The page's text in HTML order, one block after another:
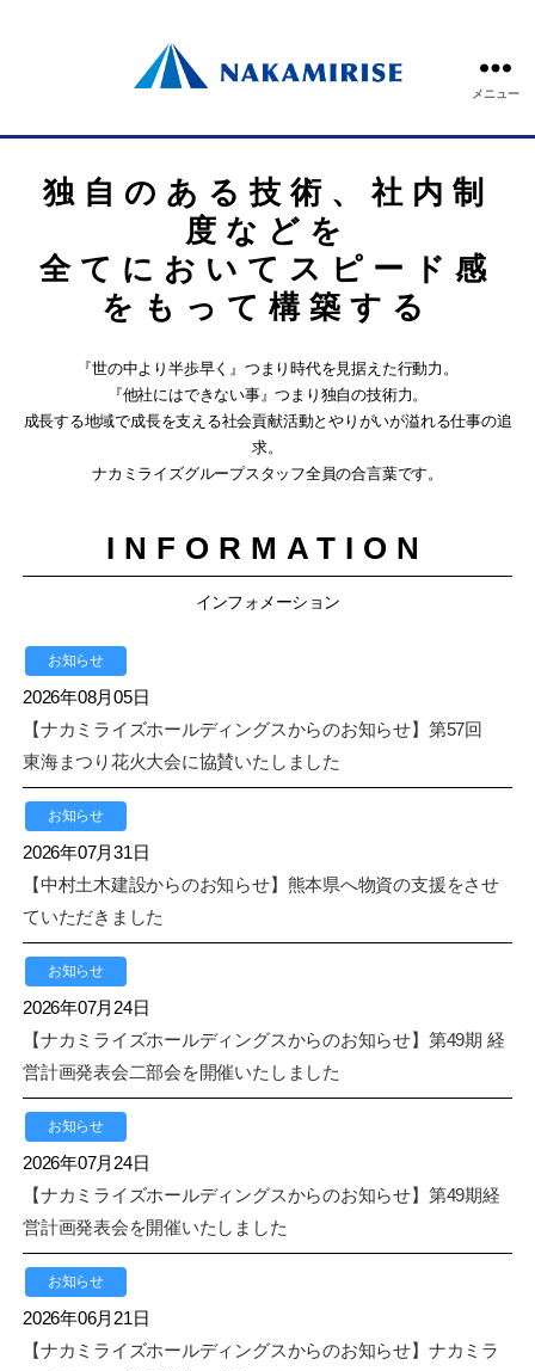
メニュー
独自のある技術、社内制
度などを
全てにおいてスピード感
をもって構築する
『世の中より半歩早く』つまり時代を見据えた行動力。
『他社にはできない事』つまり独自の技術力。
成長する地域で成長を支える社会貢献活動とやりがいが溢れる仕事の追
求。
ナカミライズグループスタッフ全員の合言葉です。
INFORMATION
インフォメーション
お知らせ
2026年08月05日
【ナカミライズホールディングスからのお知らせ】第57回
東海まつり花火大会に協賛いたしました
お知らせ
2026年07月31日
【中村土木建設からのお知らせ】熊本県へ物資の支援をさせ
ていただきました
お知らせ
2026年07月24日
【ナカミライズホールディングスからのお知らせ】第49期 経
営計画発表会二部会を開催いたしました
お知らせ
2026年07月24日
【ナカミライズホールディングスからのお知らせ】第49期経
営計画発表会を開催いたしました
お知らせ
2026年06月21日
【ナカミライズホールディングスからのお知らせ】ナカミラ